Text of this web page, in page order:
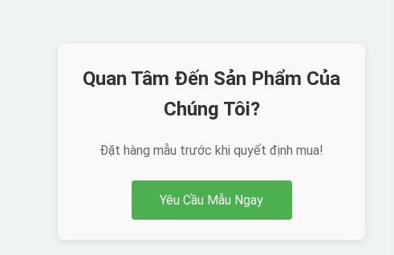
Quan Tâm Đến Sản Phẩm Của
Chúng Tôi?
Đặt hàng mẫu trước khi quyết định mua!
Yêu Cầu Mẫu Ngay